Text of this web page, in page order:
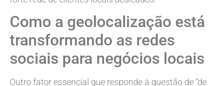
Como a geolocalização está
transformando as redes
sociais para negócios locais
Outro fator essencial que responde à questão de “de